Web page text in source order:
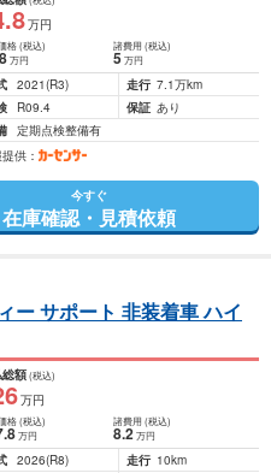
.8万円
格(税込)
万円
諸費用 (税込)
5 万円
2021(R3) 走行 7.1万km
R09.4 保証 あり
定期点検整備有
供：
今すぐ
在庫確認・見積依頼
ー サポート 非装着車 ハイ
額(税込)
万円
格(税込)
.8万円
諸費用 (税込)
8.2 万円
2026(R8) 走行 10km